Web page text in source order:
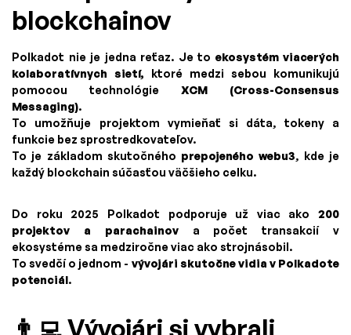
blockchainov
Polkadot nie je jedna reťaz. Je to ekosystém viacerých
kolaboratívnych sietí, ktoré medzi sebou komunikujú
pomocou technológie XCM (Cross-Consensus
Messaging).
To umožňuje projektom vymieňať si dáta, tokeny a
funkcie bez sprostredkovateľov.
To je základom skutočného prepojeného webu3, kde je
každý blockchain súčasťou väčšieho celku.
Do roku 2025 Polkadot podporuje už viac ako 200
projektov a parachainova počet transakcií v
ekosystéme sa medziročne viac ako strojnásobil.
To svedčí o jednom - vývojári skutočne vidia v Polkadote
potenciál.